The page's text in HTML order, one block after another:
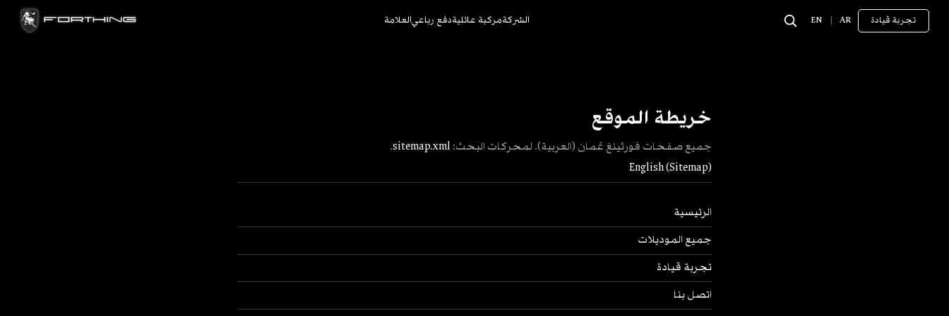
العلامةدفع رباعيمركبة عائليةالشركة EN | AR تجربة قيادة
خريطة الموقع
جميع صفحات فورثينغ عُمان (العربية). لمحركات البحث: sitemap.xml
.
English (Sitemap)
الرئيسية
جميع الموديلات
تجربة قيادة
اتصل بنا